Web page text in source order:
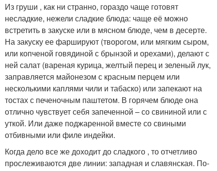
Из груши , как ни странно, гораздо чаще готовят
несладкие, нежели сладкие блюда: чаще её можно
встретить в закуске или в мясном блюде, чем в десерте.
На закуску ее фаршируют (творогом, или мягким сыром,
или копченой говядиной с брынзой и орехами), делают с
ней салат (вареная курица, желтый перец и зеленый лук,
заправляется майонезом с красным перцем или
несколькими каплями чили и табаско) или запекают на
тостах с печеночным паштетом. В горячем блюде она
отлично чувствует себя запеченной – со свининой или с
уткой. Или даже поджаренной вместе со свиными
отбивными или филе индейки.
Когда дело все же доходит до сладкого , то отчетливо
прослеживаются две линии: западная и славянская. По-